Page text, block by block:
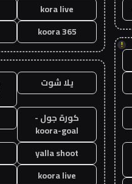
!
kora live
koora 365
يلا شوت
كورة جول -
koora-goal
yalla shoot
koora live